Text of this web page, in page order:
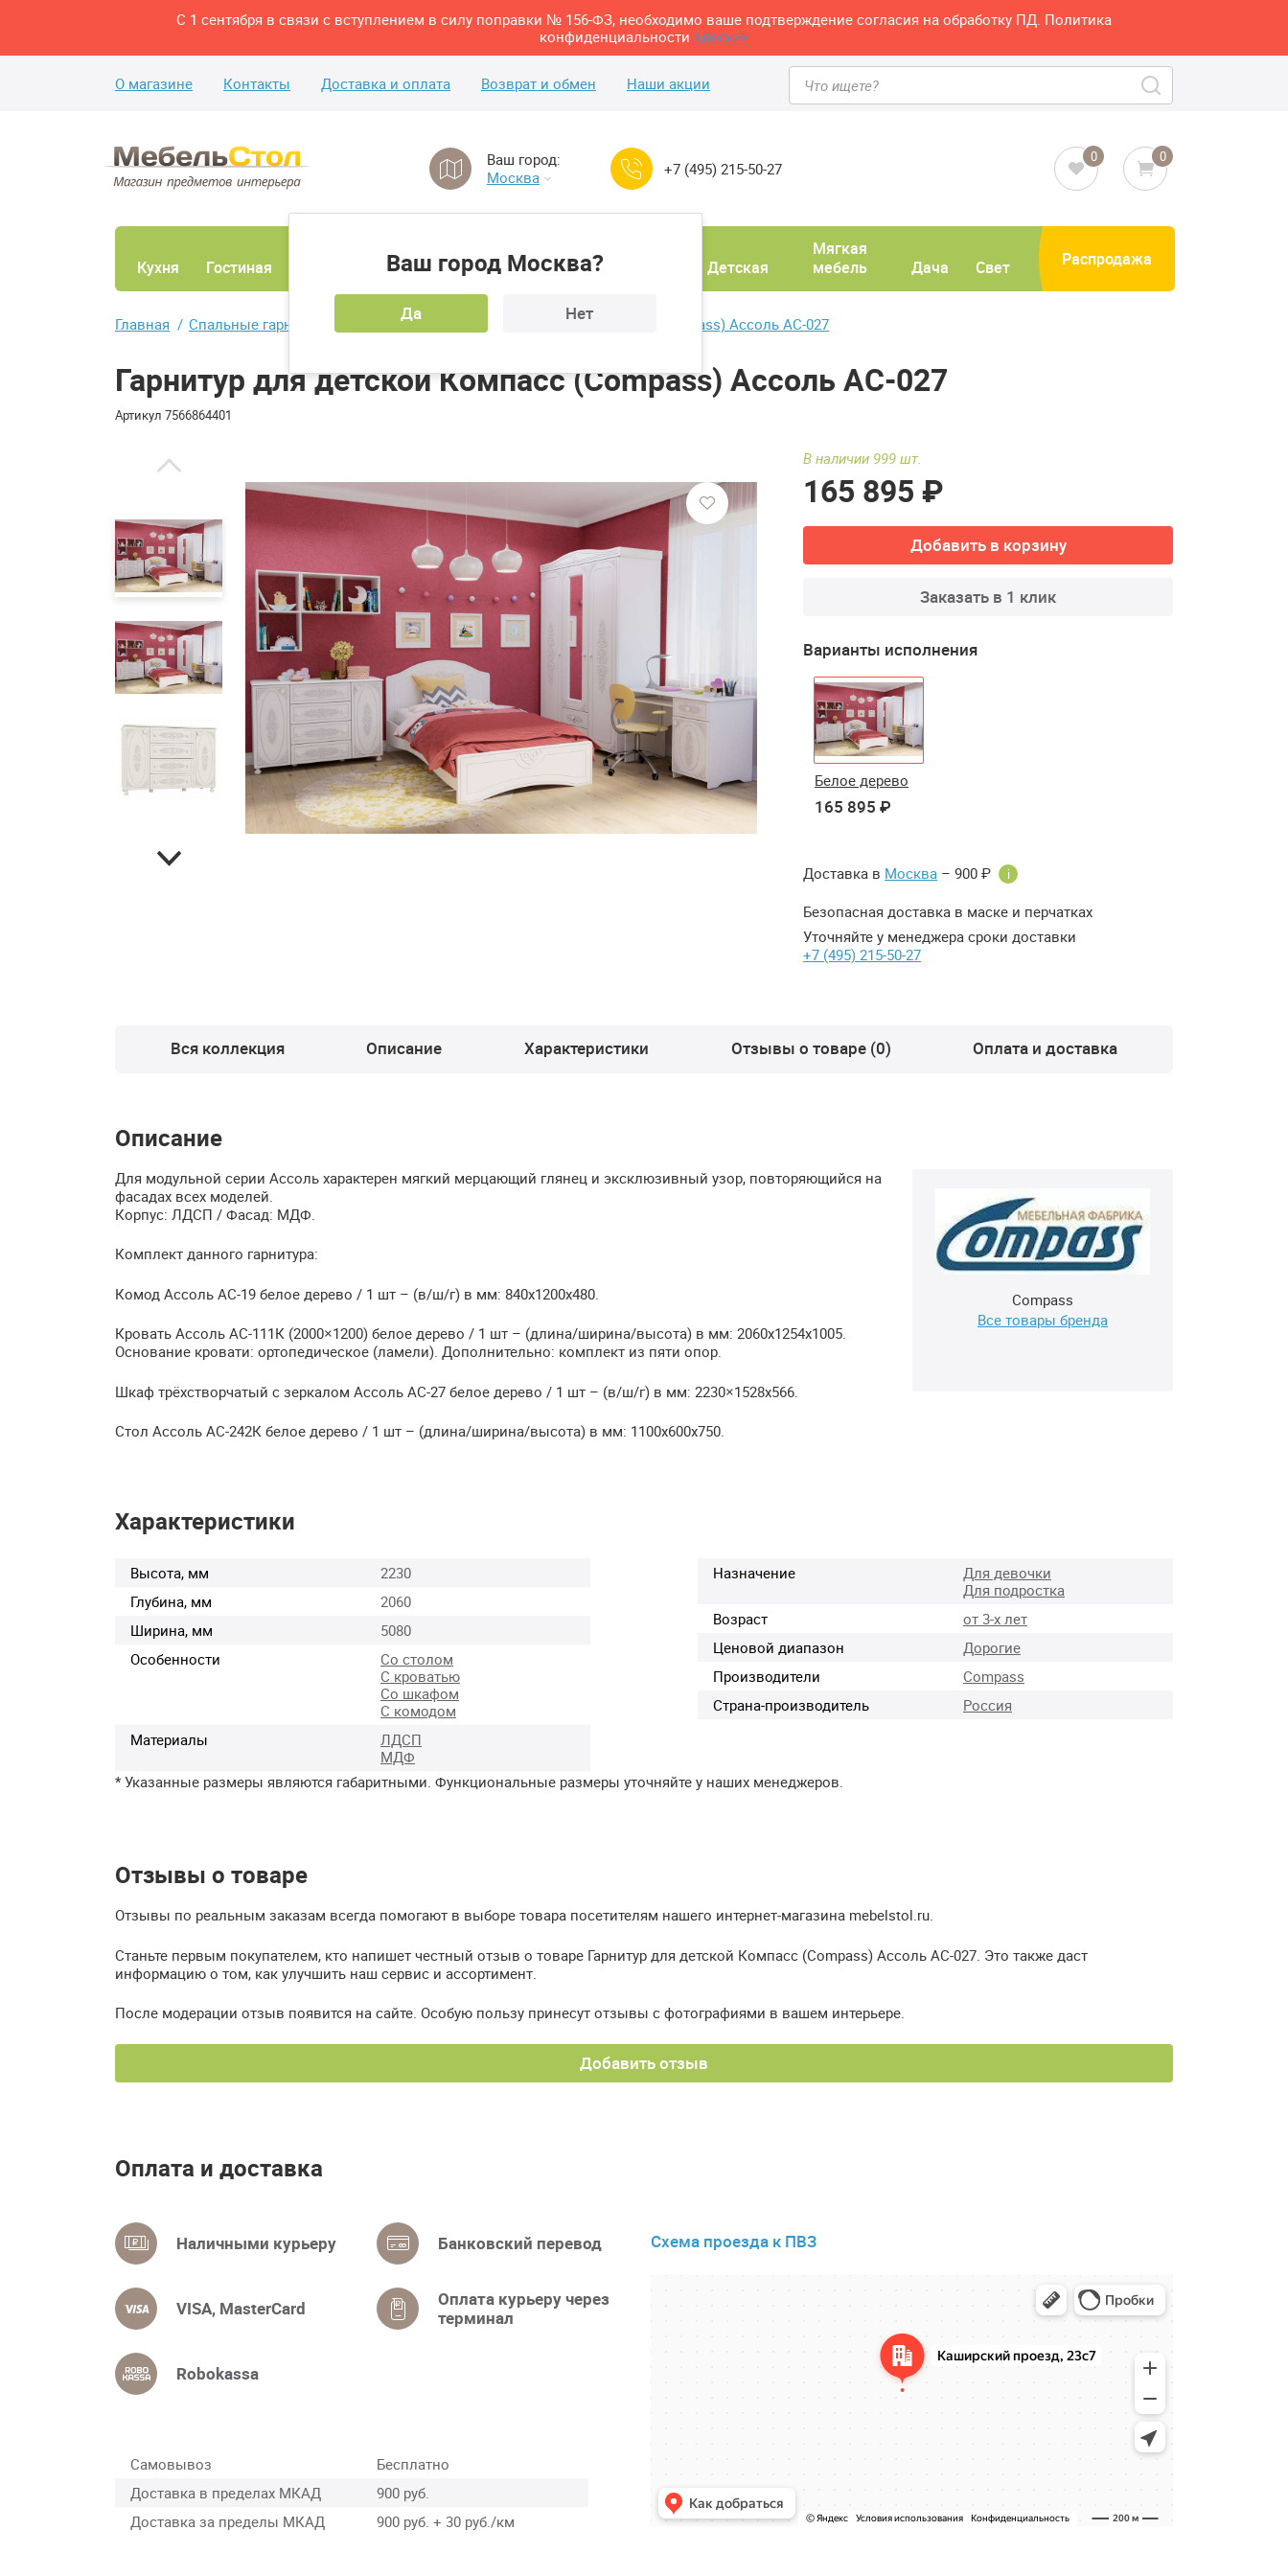
С 1 сентября в связи с вступлением в силу поправки № 156-ФЗ, необходимо ваше подтверждение согласия на обработку ПД. Политика
конфиденциальности здесь>>
О магазине Контакты Доставка и оплата Возврат и обмен Наши акции
Ваш город:
Москва
Ваш город Москва?
Да Нет
+7 (495) 215-50-27
0 0
Кухня Гостиная Спальня
кабинет
Детская
Мягкая
мебель
Дача Свет Распродажа
Главная Спальные гарнитуры для детской Гарнитур для детской Компасс (Compass) Ассоль АС-027
Гарнитур для детской Компасс (Compass) Ассоль АС-027
Артикул 7566864401
В наличии 999 шт.
165 895 ₽
Добавить в корзину
Заказать в 1 клик
Варианты исполнения
Белое дерево
165 895 ₽
Доставка в Москва – 900 ₽ i
Безопасная доставка в маске и перчатках
Уточняйте у менеджера сроки доставки
+7 (495) 215-50-27
Вся коллекция Описание Характеристики Отзывы о товаре (0) Оплата и доставка
Описание
Compass
Все товары бренда
Для модульной серии Ассоль характерен мягкий мерцающий глянец и эксклюзивный узор, повторяющийся на
фасадах всех моделей.
Корпус: ЛДСП / Фасад: МДФ
Комплект данного гарнитура:
Комод Ассоль АС-19 белое дерево / 1 шт – (в/ш/г) в мм: 840х1200х480.
Кровать Ассоль АС-111К (2000×1200) белое дерево / 1 шт – (длина/ширина/высота) в мм: 2060х1254х1005.
Основание кровати: ортопедическое (ламели). Дополнительно: комплект из пяти опор.
Шкаф трёхстворчатый с зеркалом Ассоль АС-27 белое дерево / 1 шт – (в/ш/г) в мм: 2230×1528х566.
Стол Ассоль АС-242К белое дерево / 1 шт – (длина/ширина/высота) в мм: 1100х600х750.
Характеристики
Высота, мм
2230
Глубина, мм
2060
Ширина, мм
5080
Особенности
Со столом
С кроватью
Со шкафом
С комодом
Материалы
ЛДСП
МДФ
Назначение
Для девочки
Для подростка
Возраст
от 3-х лет
Ценовой диапазон
Дорогие
Производители
Compass
Страна-производитель
Россия
* Указанные размеры являются габаритными. Функциональные размеры уточняйте у наших менеджеров.
Отзывы о товаре
Отзывы по реальным заказам всегда помогают в выборе товара посетителям нашего интернет-магазина mebelstol.ru.
Станьте первым покупателем, кто напишет честный отзыв о товаре Гарнитур для детской Компасс (Compass) Ассоль АС-027. Это также даст
информацию о том, как улучшить наш сервис и ассортимент.
После модерации отзыв появится на сайте. Особую пользу принесут отзывы с фотографиями в вашем интерьере.
Добавить отзыв
Оплата и доставка
Наличными курьеру Банковский перевод
VISA, MasterCard
Оплата курьеру через
терминал
Robokassa
Самовывоз
Бесплатно
Доставка в пределах МКАД
900 руб.
Доставка за пределы МКАД
900 руб. + 30 руб./км
Схема проезда к ПВЗ